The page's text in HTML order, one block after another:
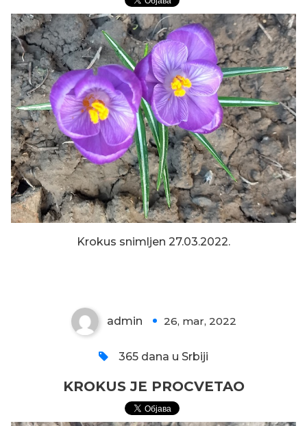
Krokus snimljen 27.03.2022.
admin 26, mar, 2022
365 dana u Srbiji
KROKUS JE PROCVETAO